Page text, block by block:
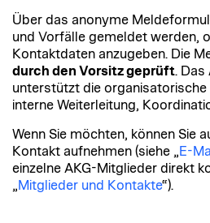
Über das anonyme
und Vorfälle gemeldet werden,
Kontaktdaten anzugeben. Die
durch den Vorsitz geprüft. Das
unterstützt die organisatorische
interne Weiterleitung,
Wenn Sie möchten, können Sie
Kontakt aufnehmen (siehe „E-
einzelne AKG-Mitglieder direkt
„Mitglieder und Kontakte“).